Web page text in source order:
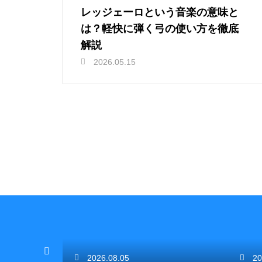
レッジェーロという音楽の意味と
は？軽快に弾く弓の使い方を徹底
解説
2026.05.15
2026.08.05